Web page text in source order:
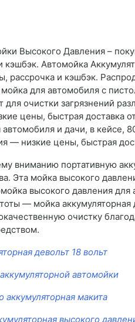
Высокого Давления –
кэшбэк. Автомойка
рассрочка и кэшбэк.
для автомобиля с
для очистки загрязнений
цены, быстрая доставка
автомобиля и дачи, в кейсе,
— низкие цены, быстрая
вниманию портативную
Эта мойка высокого
высокого давления
— мойка
очистку
девольт 18 вольт
автомойки
аккумуляторная макита
высокого